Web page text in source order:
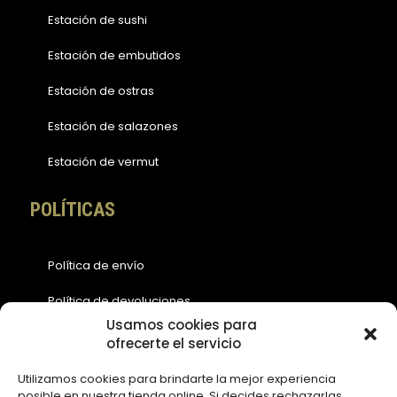
Usamos cookies para
ofrecerte el servicio
Utilizamos cookies para brindarte la mejor experiencia
Estación de sushi
Estación de embutidos
Estación de ostras
Estación de salazones
Estación de vermut
POLÍTICAS
Política de envío
Política de devoluciones
Política de cookies (EU)
Política de privacidad